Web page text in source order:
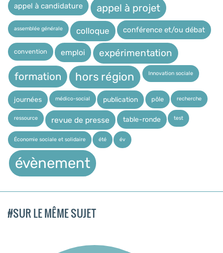
appel à candidature appel à projet
assemblée générale colloque conférence et/ou débat
convention emploi expérimentation
formation hors région Innovation sociale
journées médico-social publication pôle recherche
ressource revue de presse table-ronde test
Économie sociale et solidaire été év
évènement
#SUR LE MÊME SUJET